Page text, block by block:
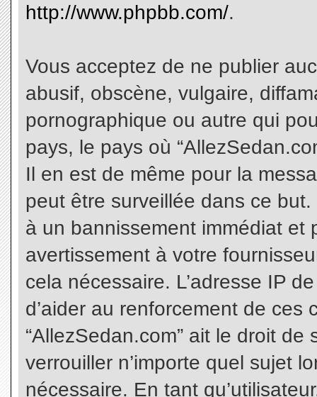
http://www.phpbb.com/.
Vous acceptez de ne publier
abusif, obscène, vulgaire,
pornographique ou autre qui
pays, le pays où
Il en est de même pour la
peut être surveillée dans ce
à un bannissement immédiat et
avertissement à votre
cela nécessaire. L’adresse IP
d’aider au renforcement de
“AllezSedan.com” ait le droit de
verrouiller n’importe quel sujet
nécessaire. En tant